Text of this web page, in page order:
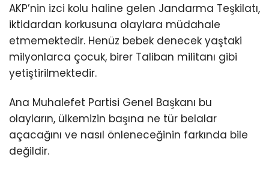
AKP’nin izci kolu haline gelen Jandarma Teşkilatı,
iktidardan korkusuna olaylara müdahale
etmemektedir. Henüz bebek denecek yaştaki
milyonlarca çocuk, birer Taliban militanı gibi
yetiştirilmektedir.
Ana Muhalefet Partisi Genel Başkanı bu
olayların, ülkemizin başına ne tür belalar
açacağını ve nasıl önleneceğinin farkında bile
değildir.